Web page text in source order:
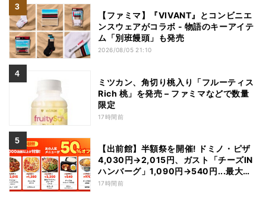
【ファミマ】『VIVANT』とコンビニエ
ンスウェアがコラボ - 物語のキーアイテ
ム「別班饅頭」も発売
2026/08/05 21:10
ミツカン、角切り桃入り「フルーティス
Rich 桃」を発売 – ファミマなどで数量
限定
17時間前
【出前館】半額祭を開催! ドミノ・ピザ
4,030円→2,015円、ガスト「チーズIN
ハンバーグ」1,090円→540円...最大
1,500円OFFの「リピ得クーポン」も配
17時間前